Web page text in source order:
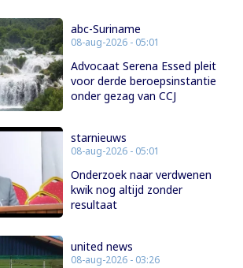
abc-Suriname
08-aug-2026 - 05:01
Advocaat Serena Essed pleit
voor derde beroepsinstantie
onder gezag van CCJ
starnieuws
08-aug-2026 - 05:01
Onderzoek naar verdwenen
kwik nog altijd zonder
resultaat
united news
08-aug-2026 - 03:26